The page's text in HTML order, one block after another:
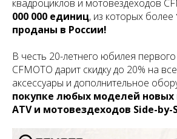
квадроциклов и мотовездеходов
000 000 единиц, из которых более
проданы в России!
В честь 20-летнего юбилея
CFMOTO дарит скидку до 20% на
аксессуары и дополнительное
покупке любых моделей
ATV и мотовездеходов Side-by-